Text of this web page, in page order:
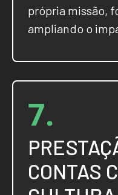
própria missão,
ampliando o
7.
CONTAS